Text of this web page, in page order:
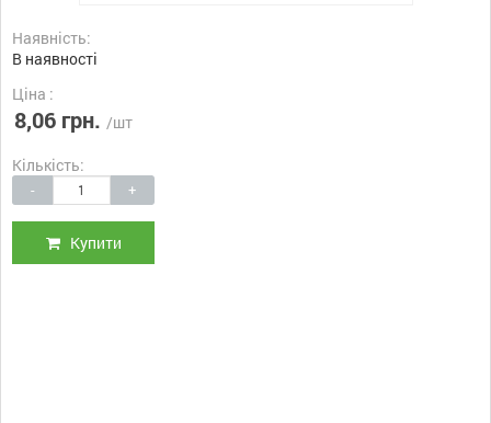
Наявність:
В наявності
Ціна :
8,06 грн. /шт
Кількість:
- +
Купити